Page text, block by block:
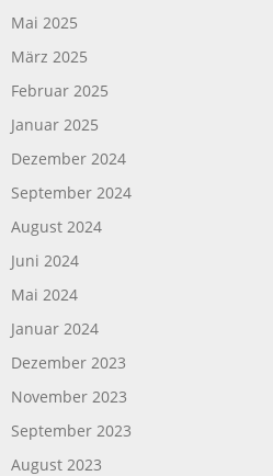
Mai 2025
März 2025
Februar 2025
Januar 2025
Dezember 2024
September 2024
August 2024
Juni 2024
Mai 2024
Januar 2024
Dezember 2023
November 2023
September 2023
August 2023